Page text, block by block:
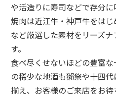
や活造りに寿司などで存分に
焼肉は近江牛・神戸牛をは
など厳選した素材をリーズ
す。
食べ尽くせないほどの豊富
の稀少な地酒も獺祭や十四
揃え、お客様のご来店をお待